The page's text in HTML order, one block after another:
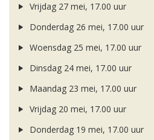
Vrijdag 27 mei, 17.00 uur
Donderdag 26 mei, 17.00 uur
Woensdag 25 mei, 17.00 uur
Dinsdag 24 mei, 17.00 uur
Maandag 23 mei, 17.00 uur
Vrijdag 20 mei, 17.00 uur
Donderdag 19 mei, 17.00 uur